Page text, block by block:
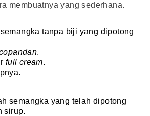
membuatnya yang sederhana.
tanpa biji yang dipotong
.
full cream.
semangka yang telah dipotong
sirup.